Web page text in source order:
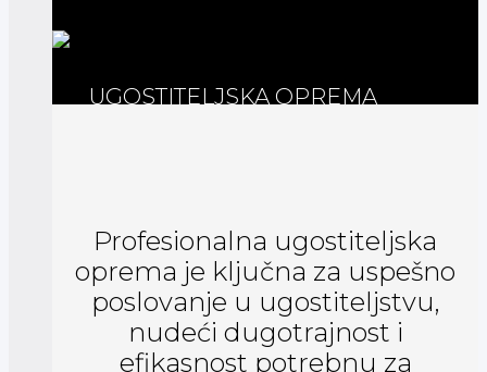
UGOSTITELJSKA OPREMA
Profesionalna ugostiteljska
oprema je ključna za uspešno
poslovanje u ugostiteljstvu,
nudeći dugotrajnost i
efikasnost potrebnu za